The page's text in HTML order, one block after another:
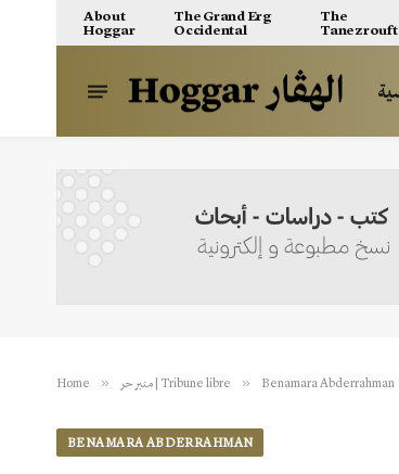
About
Hoggar
The Grand Erg
Occidental
The
Tanezrouft
Home » منبر حر | Tribune libre » Benamara Abderrahman
BENAMARA ABDERRAHMAN